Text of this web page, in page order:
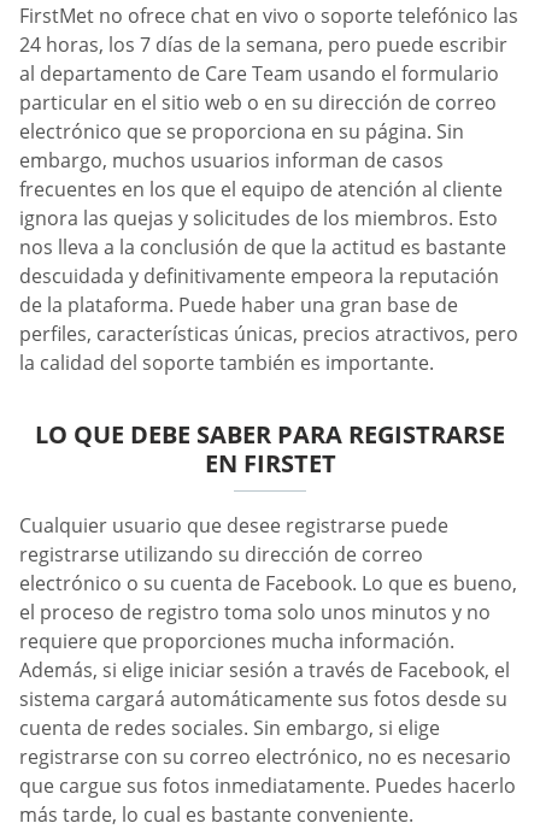
FirstMet no ofrece chat en vivo o soporte telefónico las
24 horas, los 7 días de la semana, pero puede escribir
al departamento de Сare Team usando el formulario
particular en el sitio web o en su dirección de correo
electrónico que se proporciona en su página. Sin
embargo, muchos usuarios informan de casos
frecuentes en los que el equipo de atención al cliente
ignora las quejas y solicitudes de los miembros. Esto
nos lleva a la conclusión de que la actitud es bastante
descuidada y definitivamente empeora la reputación
de la plataforma. Puede haber una gran base de
perfiles, características únicas, precios atractivos, pero
la calidad del soporte también es importante.
LO QUE DEBE SABER PARA REGISTRARSE
EN FIRSTET
Cualquier usuario que desee registrarse puede
registrarse utilizando su dirección de correo
electrónico o su cuenta de Facebook. Lo que es bueno,
el proceso de registro toma solo unos minutos y no
requiere que proporciones mucha información.
Además, si elige iniciar sesión a través de Facebook, el
sistema cargará automáticamente sus fotos desde su
cuenta de redes sociales. Sin embargo, si elige
registrarse con su correo electrónico, no es necesario
que cargue sus fotos inmediatamente. Puedes hacerlo
más tarde, lo cual es bastante conveniente.